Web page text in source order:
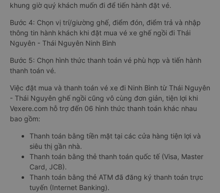
khung giờ quý khách muốn đi để tiến hành đặt vé.
Bước 4: Chọn vị trí/giường ghế, điểm đón, điểm trả và nhập
thông tin hành khách khi đặt mua vé xe ghế ngồi đi Thái
Nguyên - Thái Nguyên Ninh Bình
Bước 5: Chọn hình thức thanh toán vé phù hợp và tiến hành
thanh toán vé.
Việc đặt mua và thanh toán vé xe đi Ninh Bình từ Thái Nguyên
- Thái Nguyên ghế ngồi cũng vô cùng đơn giản, tiện lợi khi
Vexere.com hỗ trợ đến 06 hình thức thanh toán khác nhau
bao gồm:
Thanh toán bằng tiền mặt tại các cửa hàng tiện lợi và
siêu thị gần nhà.
Thanh toán bằng thẻ thanh toán quốc tế (Visa, Master
Card, JCB).
Thanh toán bằng thẻ ATM đã đăng ký thanh toán trực
tuyến (Internet Banking).